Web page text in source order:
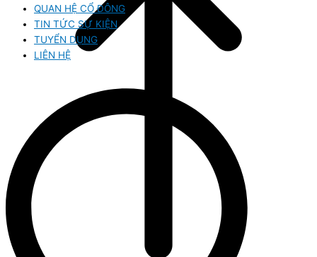
QUAN HỆ CỔ ĐÔNG
TIN TỨC SỰ KIỆN
TUYỂN DỤNG
LIÊN HỆ